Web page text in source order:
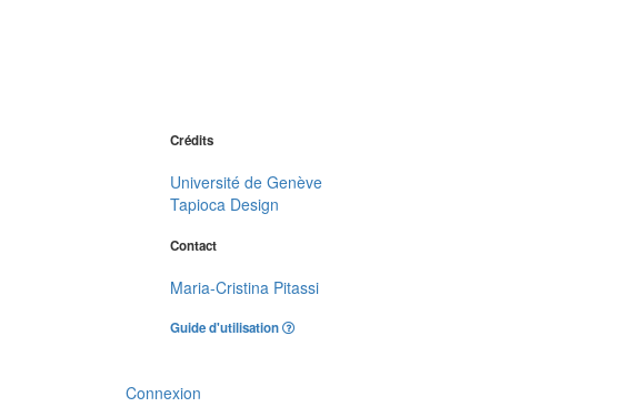
Crédits
Université de Genève
Tapioca Design
Contact
Maria-Cristina Pitassi
Guide d'utilisation
Connexion